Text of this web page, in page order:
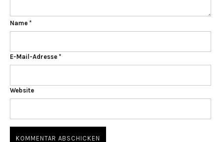
Name *
E-Mail-Adresse *
Website